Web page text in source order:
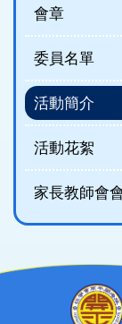
會章
委員名單
活動簡介
活動花絮
家長教師會